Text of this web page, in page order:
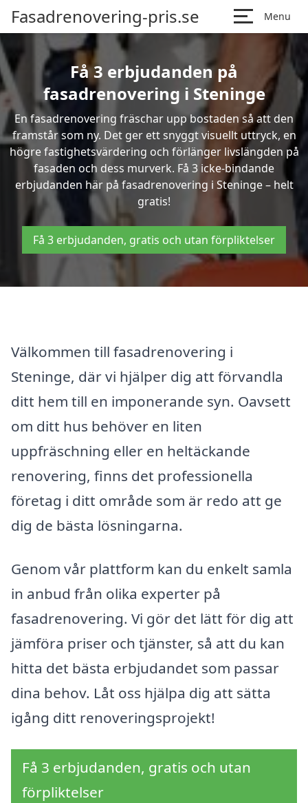
Fasadrenovering-pris.se Menu
Få 3 erbjudanden på
fasadrenovering i Steninge
En fasadrenovering fräschar upp bostaden så att den
framstår som ny. Det ger ett snyggt visuellt uttryck, en
högre fastighetsvärdering och förlänger livslängden på
fasaden och dess murverk. Få 3 icke-bindande
erbjudanden här på fasadrenovering i Steninge – helt
gratis!
Få 3 erbjudanden, gratis och utan förpliktelser
Välkommen till fasadrenovering i
Steninge, där vi hjälper dig att förvandla
ditt hem till en imponerande syn. Oavsett
om ditt hus behöver en liten
uppfräschning eller en heltäckande
renovering, finns det professionella
företag i ditt område som är redo att ge
dig de bästa lösningarna.
Genom vår plattform kan du enkelt samla
in anbud från olika experter på
fasadrenovering. Vi gör det lätt för dig att
jämföra priser och tjänster, så att du kan
hitta det bästa erbjudandet som passar
dina behov. Låt oss hjälpa dig att sätta
igång ditt renoveringsprojekt!
Få 3 erbjudanden, gratis och utan
förpliktelser